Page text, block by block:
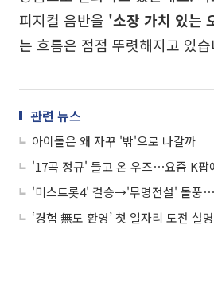
피지컬 음반을 '소장 가치 있는
는 흐름은 점점 뚜렷해지고 있
관련 뉴스
아이돌은 왜 자꾸 '밖'으로 나갈까
'17곡 정규' 들고 온 우즈⋯요즘 K팝
‘경험 無도 환영’ 첫 일자리 도전 설